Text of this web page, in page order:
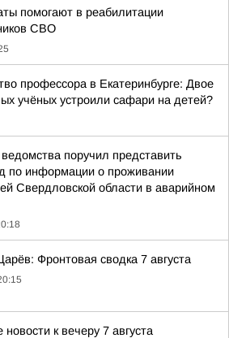
помогают в реабилитации
СВО
профессора в Екатеринбурге: Двое
учёных устроили сафари на детей?
поручил представить
по информации о проживании
Свердловской области в аварийном
Фронтовая сводка 7 августа
новости к вечеру 7 августа